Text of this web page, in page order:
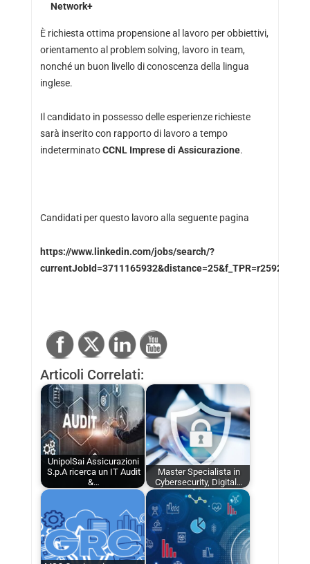
Network+
È richiesta ottima propensione al lavoro per obbiettivi,
orientamento al problem solving, lavoro in team,
nonché un buon livello di conoscenza della lingua
inglese.
Il candidato in possesso delle esperienze richieste
sarà inserito con rapporto di lavoro a tempo
indeterminatoCCNL Imprese di Assicurazione.
Candidati per questo lavoro alla seguente pagina
https://www.linkedin.com/jobs/search/?
Articoli Correlati:
UnipolSai Assicurazioni
S.p.A ricerca un IT Audit
&…
Master Specialista in
Cybersecurity, Digital…